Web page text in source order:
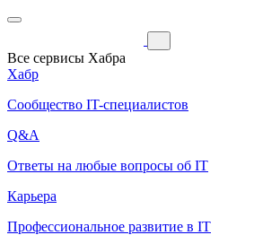
Все сервисы Хабра
Хабр
Сообщество IT-специалистов
Q&A
Ответы на любые вопросы об IT
Карьера
Профессиональное развитие в IT